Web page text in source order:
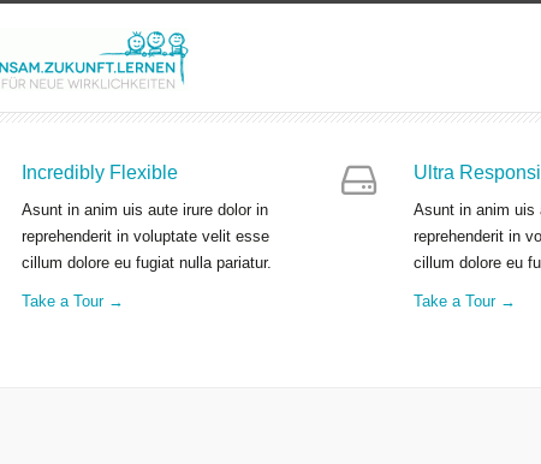
Incredibly Flexible
Asunt in anim uis aute irure dolor in
reprehenderit in voluptate velit esse
cillum dolore eu fugiat nulla pariatur.
Take a Tour →
Ultra
Asunt in anim uis
reprehenderit in
cillum dolore eu
Take a Tour →